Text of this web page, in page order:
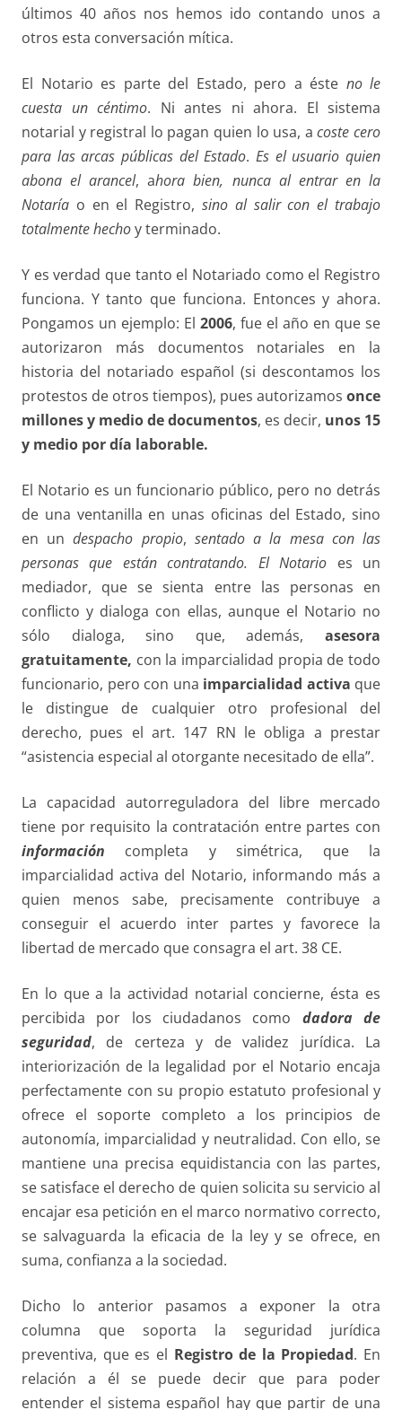
últimos 40 años nos hemos ido contando unos a
otros esta conversación mítica.
El Notario es parte del Estado, pero a éste no le
cuesta un céntimo. Ni antes ni ahora. El sistema
notarial y registral lo pagan quien lo usa, acoste cero
para las arcas públicas del Estado.Es el usuario quien
abona el arancel, ahora bien, nunca al entrar en la
Notaría o en el Registro, sino al salir con el trabajo
totalmente hechoy terminado.
Y es verdad que tanto el Notariado como el Registro
funciona. Y tanto que funciona. Entonces y ahora.
Pongamos un ejemplo: El 2006, fue el año en que se
autorizaron más documentos notariales en la
historia del notariado español (si descontamos los
protestos de otros tiempos), pues autorizamos once
millones y medio de documentos, es decir, unos 15
y medio por día laborable.
El Notario es un funcionario público, pero no detrás
de una ventanilla en unas oficinas del Estado, sino
en undespacho propio, sentado a la mesa con las
personas que están contratando. El Notario es un
mediador, que se sienta entre las personas en
conflicto y dialoga con ellas, aunque el Notario no
sólo dialoga, sino que, además, asesora
gratuitamente, con la imparcialidad propia de todo
funcionario, pero con una imparcialidad activa que
le distingue de cualquier otro profesional del
derecho, pues el art. 147 RN le obliga a prestar
“asistencia especial al otorgante necesitado de ella”.
La capacidad autorreguladora del libre mercado
tiene por requisito la contratación entre partes con
información completa y simétrica, que la
imparcialidad activa del Notario, informando más a
quien menos sabe, precisamente contribuye a
conseguir el acuerdo inter partes y favorece la
libertad de mercado que consagra el art. 38 CE.
En lo que a la actividad notarial concierne, ésta es
percibida por los ciudadanos como dadora de
seguridad, de certeza y de validez jurídica. La
interiorización de la legalidad por el Notario encaja
perfectamente con su propio estatuto profesional y
ofrece el soporte completo a los principios de
autonomía, imparcialidad y neutralidad. Con ello, se
mantiene una precisa equidistancia con las partes,
se satisface el derecho de quien solicita su servicio al
encajar esa petición en el marco normativo correcto,
se salvaguarda la eficacia de la ley y se ofrece, en
suma, confianza a la sociedad.
Dicho lo anterior pasamos a exponer la otra
columna que soporta la seguridad jurídica
preventiva, que es el Registro de la Propiedad. En
relación a él se puede decir que para poder
entender el sistema español hay que partir de una